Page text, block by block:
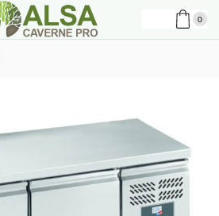
0